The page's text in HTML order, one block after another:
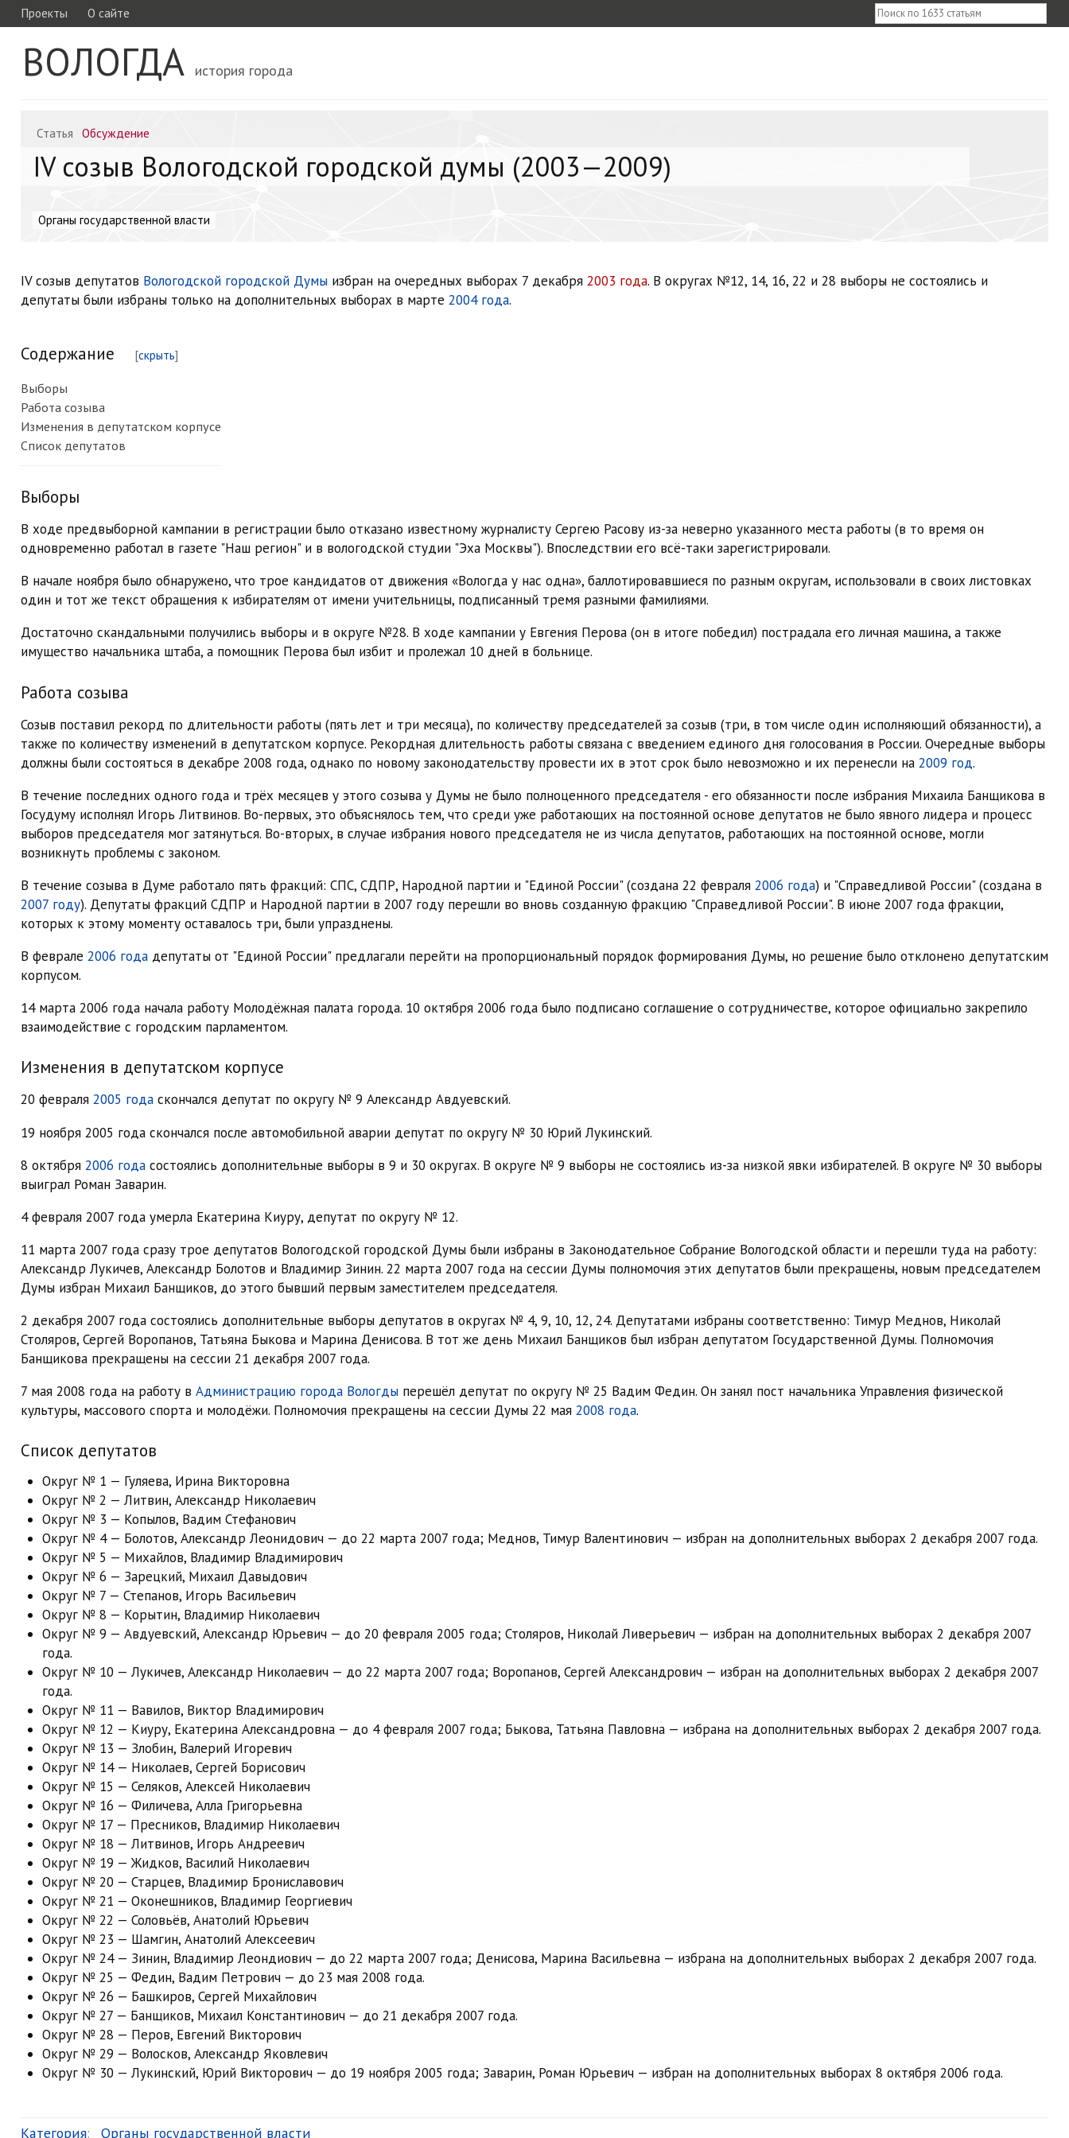
Проекты О сайте
ВОЛОГДА история города
Статья Обсуждение
IV созыв Вологодской городской думы (2003—2009)
Органы государственной власти
IV созыв депутатов Вологодской городской Думыизбран на очередных выборах 7 декабря 2003 года. В округах №12, 14, 16, 22 и 28 выборы не состоялись и
депутаты были избраны только на дополнительных выборах в марте 2004 года.
Содержание
Выборы
Работа созыва
Изменения в депутатском корпусе
Список депутатов
Выборы
В ходе предвыборной кампании в регистрации было отказано известному журналисту Сергею Расову из-за неверно указанного места работы (в то время он
одновременно работал в газете "Наш регион" и в вологодской студии "Эха Москвы"). Впоследствии его всё-таки зарегистрировали.
В начале ноября было обнаружено, что трое кандидатов от движения «Вологда у нас одна», баллотировавшиеся по разным округам, использовали в своих листовках
один и тот же текст обращения к избирателям от имени учительницы, подписанный тремя разными фамилиями.
Достаточно скандальными получились выборы и в округе №28. В ходе кампании у Евгения Перова (он в итоге победил) пострадала его личная машина, а также
имущество начальника штаба, а помощник Перова был избит и пролежал 10 дней в больнице.
Работа созыва
Созыв поставил рекорд по длительности работы (пять лет и три месяца), по количеству председателей за созыв (три, в том числе один исполняющий обязанности), а
также по количеству изменений в депутатском корпусе. Рекордная длительность работы связана с введением единого дня голосования в России. Очередные выборы
должны были состояться в декабре 2008 года, однако по новому законодательству провести их в этот срок было невозможно и их перенесли на 2009 год.
В течение последних одного года и трёх месяцев у этого созыва у Думы не было полноценного председателя - его обязанности после избрания Михаила Банщикова в
Госудуму исполнял Игорь Литвинов. Во-первых, это объяснялось тем, что среди уже работающих на постоянной основе депутатов не было явного лидера и процесс
выборов председателя мог затянуться. Во-вторых, в случае избрания нового председателя не из числа депутатов, работающих на постоянной основе, могли
возникнуть проблемы с законом.
В течение созыва в Думе работало пять фракций: СПС, СДПР, Народной партии и "Единой России" (создана 22 февраля 2006 года) и "Справедливой России" (создана в
2007 году). Депутаты фракций СДПР и Народной партии в 2007 году перешли во вновь созданную фракцию "Справедливой России". В июне 2007 года фракции,
которых к этому моменту оставалось три, были упразднены.
В феврале 2006 годадепутаты от "Единой России" предлагали перейти на пропорциональный порядок формирования Думы, но решение было отклонено депутатским
корпусом.
14 марта 2006 года начала работу Молодёжная палата города. 10 октября 2006 года было подписано соглашение о сотрудничестве, которое официально закрепило
взаимодействие с городским парламентом.
Изменения в депутатском корпусе
20 февраля 2005 годаскончался депутат по округу № 9 Александр Авдуевский.
19 ноября 2005 года скончался после автомобильной аварии депутат по округу № 30 Юрий Лукинский.
8 октября 2006 годасостоялись дополнительные выборы в 9 и 30 округах. В округе № 9 выборы не состоялись из-за низкой явки избирателей. В округе № 30 выборы
выиграл Роман Заварин.
4 февраля 2007 года умерла Екатерина Киуру, депутат по округу № 12.
11 марта 2007 года сразу трое депутатов Вологодской городской Думы были избраны в Законодательное Собрание Вологодской области и перешли туда на работу:
Александр Лукичев, Александр Болотов и Владимир Зинин. 22 марта 2007 года на сессии Думы полномочия этих депутатов были прекращены, новым председателем
Думы избран Михаил Банщиков, до этого бывший первым заместителем председателя.
2 декабря 2007 года состоялись дополнительные выборы депутатов в округах № 4, 9, 10, 12, 24. Депутатами избраны соответственно: Тимур Меднов, Николай
Столяров, Сергей Воропанов, Татьяна Быкова и Марина Денисова. В тот же день Михаил Банщиков был избран депутатом Государственной Думы. Полномочия
Банщикова прекращены на сессии 21 декабря 2007 года.
7 мая 2008 года на работу в Администрацию города Вологдыперешёл депутат по округу № 25 Вадим Федин. Он занял пост начальника Управления физической
культуры, массового спорта и молодёжи. Полномочия прекращены на сессии Думы 22 мая 2008 года.
Список депутатов
Округ № 1 — Гуляева, Ирина Викторовна
Округ № 2 — Литвин, Александр Николаевич
Округ № 3 — Копылов, Вадим Стефанович
Округ № 4 — Болотов, Александр Леонидович — до 22 марта 2007 года; Меднов, Тимур Валентинович — избран на дополнительных выборах 2 декабря 2007 года.
Округ № 5 — Михайлов, Владимир Владимирович
Округ № 6 — Зарецкий, Михаил Давыдович
Округ № 7 — Степанов, Игорь Васильевич
Округ № 8 — Корытин, Владимир Николаевич
Округ № 9 — Авдуевский, Александр Юрьевич — до 20 февраля 2005 года; Столяров, Николай Ливерьевич — избран на дополнительных выборах 2 декабря 2007
года.
Округ № 10 — Лукичев, Александр Николаевич — до 22 марта 2007 года; Воропанов, Сергей Александрович — избран на дополнительных выборах 2 декабря 2007
года.
Округ № 11 — Вавилов, Виктор Владимирович
Округ № 12 — Киуру, Екатерина Александровна — до 4 февраля 2007 года; Быкова, Татьяна Павловна — избрана на дополнительных выборах 2 декабря 2007 года.
Округ № 13 — Злобин, Валерий Игоревич
Округ № 14 — Николаев, Сергей Борисович
Округ № 15 — Селяков, Алексей Николаевич
Округ № 16 — Филичева, Алла Григорьевна
Округ № 17 — Пресников, Владимир Николаевич
Округ № 18 — Литвинов, Игорь Андреевич
Округ № 19 — Жидков, Василий Николаевич
Округ № 20 — Старцев, Владимир Брониславович
Округ № 21 — Оконешников, Владимир Георгиевич
Округ № 22 — Соловьёв, Анатолий Юрьевич
Округ № 23 — Шамгин, Анатолий Алексеевич
Округ № 24 — Зинин, Владимир Леондиович — до 22 марта 2007 года; Денисова, Марина Васильевна — избрана на дополнительных выборах 2 декабря 2007 года.
Округ № 25 — Федин, Вадим Петрович — до 23 мая 2008 года.
Округ № 26 — Башкиров, Сергей Михайлович
Округ № 27 — Банщиков, Михаил Константинович — до 21 декабря 2007 года.
Округ № 28 — Перов, Евгений Викторович
Округ № 29 — Волосков, Александр Яковлевич
Округ № 30 — Лукинский, Юрий Викторович — до 19 ноября 2005 года; Заварин, Роман Юрьевич — избран на дополнительных выборах 8 октября 2006 года.
Категория: Органы государственной власти